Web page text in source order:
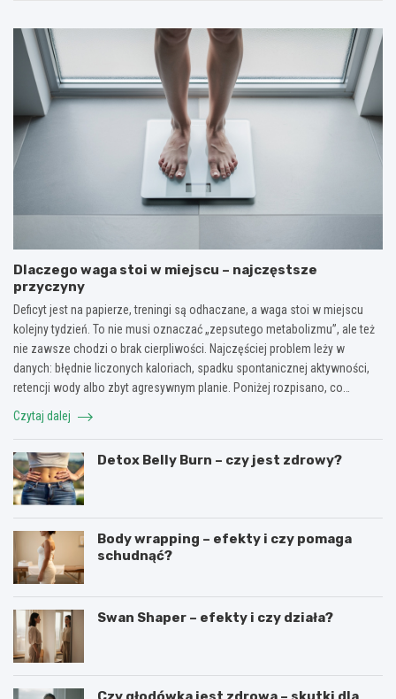
Dlaczego waga stoi w miejscu – najczęstsze
przyczyny
Deficyt jest na papierze, treningi są odhaczane, a waga stoi w miejscu
kolejny tydzień. To nie musi oznaczać „zepsutego metabolizmu”, ale też
nie zawsze chodzi o brak cierpliwości. Najczęściej problem leży w
danych: błędnie liczonych kaloriach, spadku spontanicznej aktywności,
retencji wody albo zbyt agresywnym planie. Poniżej rozpisano, co…
Czytaj dalej
Detox Belly Burn – czy jest zdrowy?
Body wrapping – efekty i czy pomaga
schudnąć?
Swan Shaper – efekty i czy działa?